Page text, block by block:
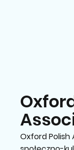
Oxford